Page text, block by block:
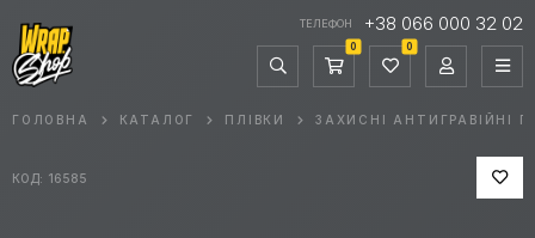
ТЕЛЕФОН +38 066 000 32 02
0 0
ГОЛОВНА КАТАЛОГ ПЛІВКИ ЗАХИСНІ АНТИГРАВІЙНІ
КОД: 16585